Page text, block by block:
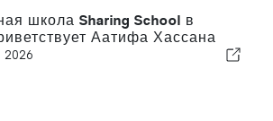
школа Sharing School в
Аатифа Хассана
2026